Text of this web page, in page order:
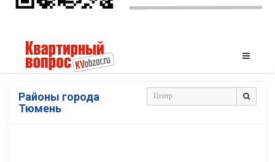
Районы города
Тюмень